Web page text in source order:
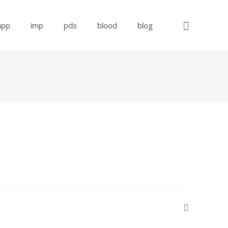
imp pds blood blog